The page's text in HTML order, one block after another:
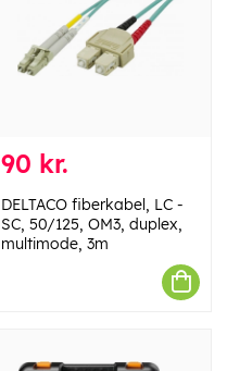
90 kr.
DELTACO fiberkabel, LC -
SC, 50/125, OM3, duplex,
multimode, 3m